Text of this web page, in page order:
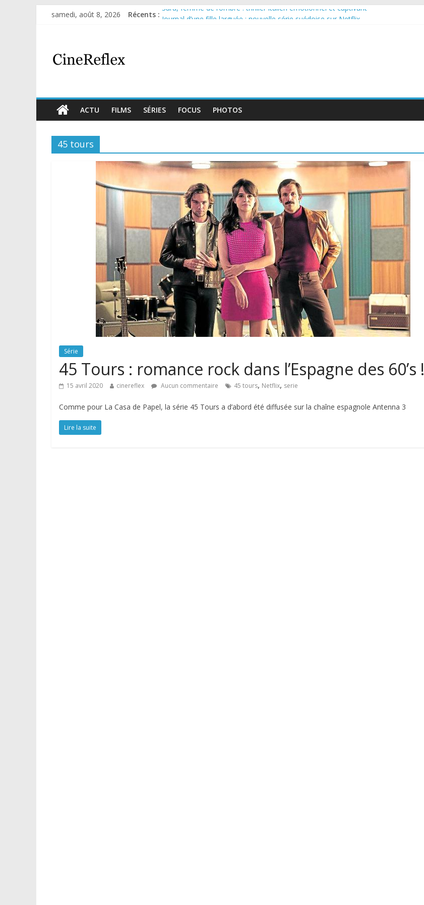
samedi, août 8, 2026 Récents :
Sara, femme de l’ombre : thriller italien émotionnel et captivant
ACTU FILMS SÉRIES FOCUS PHOTOS
45 tours
Série
45 Tours : romance rock dans l’Espagne des 60’s !
15 avril 2020 cinereflex Aucun commentaire 45 tours, Netflix, serie
Comme pour La Casa de Papel, la série 45 Tours a d’abord été diffusée sur la chaîne espagnole Antenna 3
Lire la suite